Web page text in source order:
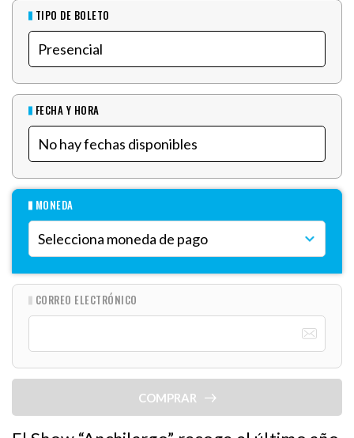
TIPO DE BOLETO
FECHA Y HORA
MONEDA
CORREO ELECTRÓNICO
COMPRAR